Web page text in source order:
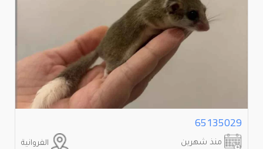
65135029
الفروانية منذ شهرين